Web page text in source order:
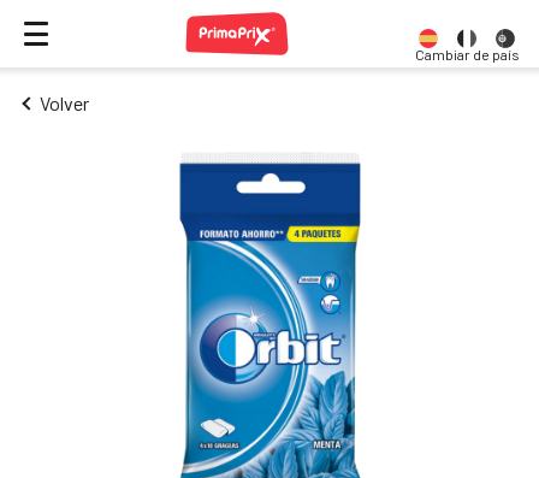
Cambiar de país
Volver